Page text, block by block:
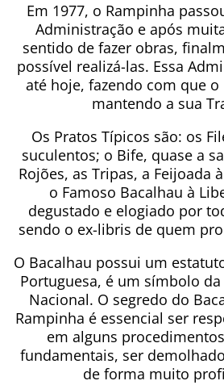
Em 1977, o Rampinha
Administração e após
sentido de fazer obras,
possível realizá-las. Essa
até hoje, fazendo com que o
mantendo a sua
Os Pratos Típicos são: os
suculentos; o Bife, quase a
Rojões, as Tripas, a Feijoada
o Famoso Bacalhau à
degustado e elogiado por
sendo o ex-libris de quem
O Bacalhau possui um
Portuguesa, é um símbolo
Nacional. O segredo do
Rampinha é essencial ser
em alguns
fundamentais, ser
de forma muito